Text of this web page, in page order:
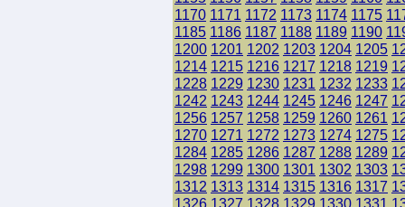
1170 1171 1172 1173 1174 1175
1185 1186 1187 1188 1189 1190
1200 1201 1202 1203 1204 1205
1214 1215 1216 1217 1218 1219
1228 1229 1230 1231 1232 1233
1242 1243 1244 1245 1246 1247
1256 1257 1258 1259 1260 1261
1270 1271 1272 1273 1274 1275
1284 1285 1286 1287 1288 1289
1298 1299 1300 1301 1302 1303
1312 1313 1314 1315 1316 1317
1326 1327 1328 1329 1330 1331